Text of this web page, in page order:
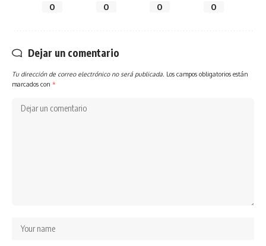
0 0 0 0
Dejar un comentario
Tu dirección de correo electrónico no será publicada. Los campos obligatorios están
marcados con *